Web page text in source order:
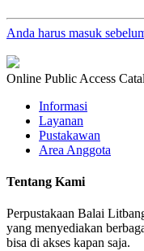
Anda harus masuk
Online Public Access
Informasi
Layanan
Pustakawan
Area Anggota
Tentang Kami
Perpustakaan Balai
yang menyediakan
bisa di akses kapan saja.